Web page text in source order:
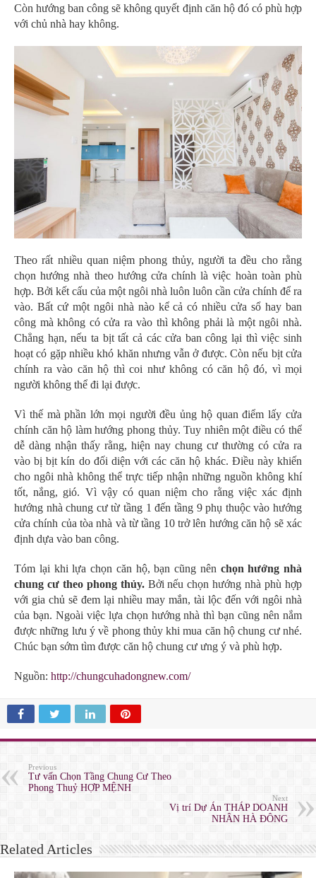
Còn hướng ban công sẽ không quyết định căn hộ đó có phù hợp
với chủ nhà hay không.
Theo rất nhiều quan niệm phong thủy, người ta đều cho rằng
chọn hướng nhà theo hướng cửa chính là việc hoàn toàn phù
hợp. Bởi kết cấu của một ngôi nhà luôn luôn cần cửa chính để ra
vào. Bất cứ một ngôi nhà nào kể cả có nhiều cửa sổ hay ban
công mà không có cửa ra vào thì không phải là một ngôi nhà.
Chẳng hạn, nếu ta bịt tất cả các cửa ban công lại thì việc sinh
hoạt có gặp nhiều khó khăn nhưng vẫn ở được. Còn nếu bịt cửa
chính ra vào căn hộ thì coi như không có căn hộ đó, vì mọi
người không thể đi lại được.
Vì thế mà phần lớn mọi người đều ủng hộ quan điểm lấy cửa
chính căn hộ làm hướng phong thủy. Tuy nhiên một điều có thể
dễ dàng nhận thấy rằng, hiện nay chung cư thường có cửa ra
vào bị bịt kín do đối diện với các căn hộ khác. Điều này khiến
cho ngôi nhà không thể trực tiếp nhận những nguồn không khí
tốt, nắng, gió. Vì vậy có quan niệm cho rằng việc xác định
hướng nhà chung cư từ tầng 1 đến tầng 9 phụ thuộc vào hướng
cửa chính của tòa nhà và từ tầng 10 trở lên hướng căn hộ sẽ xác
định dựa vào ban công.
Tóm lại khi lựa chọn căn hộ, bạn cũng nên chọn hướng nhà
chung cư theo phong thủy. Bởi nếu chọn hướng nhà phù hợp
với gia chủ sẽ đem lại nhiều may mắn, tài lộc đến với ngôi nhà
của bạn. Ngoài việc lựa chọn hướng nhà thì bạn cũng nên nắm
được những lưu ý về phong thủy khi mua căn hộ chung cư nhé.
Chúc bạn sớm tìm được căn hộ chung cư ưng ý và phù hợp.
Nguồn: http://chungcuhadongnew.com/
Previous
Tư vấn Chọn Tầng Chung Cư Theo
Phong Thuỷ HỢP MỆNH
Next
Vị trí Dự Án THÁP DOANH
NHÂN HÀ ĐÔNG
Related Articles